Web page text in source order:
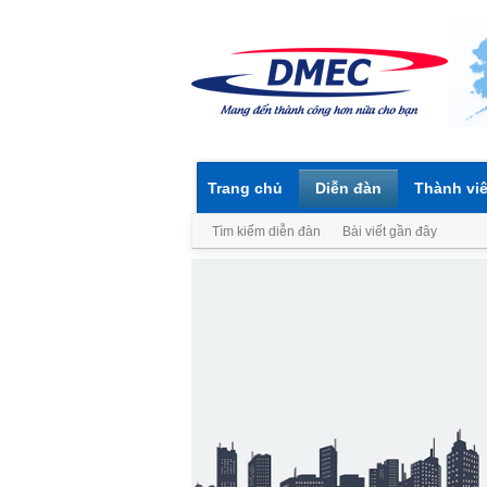
Trang chủ Diễn đàn
Tìm kiếm diễn đàn Bài viết gần đây
Thành